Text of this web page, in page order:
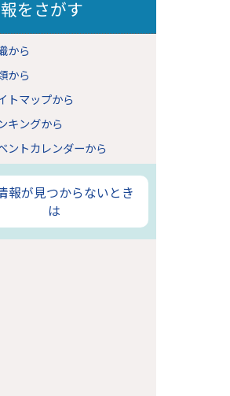
をさがす
から
から
トマップから
キングから
ントカレンダーから
報が見つからないとき
は